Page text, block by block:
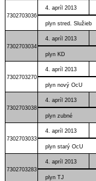
7302703036
4. apríl 2013
plyn stred. Služieb
7302703034
4. apríl 2013
plyn KD
7302703270
4. apríl 2013
plyn nový OcU
7302703038
4. apríl 2013
plyn zubné
7302703033
4. apríl 2013
plyn starý OcU
7302703283
4. apríl 2013
plyn TJ